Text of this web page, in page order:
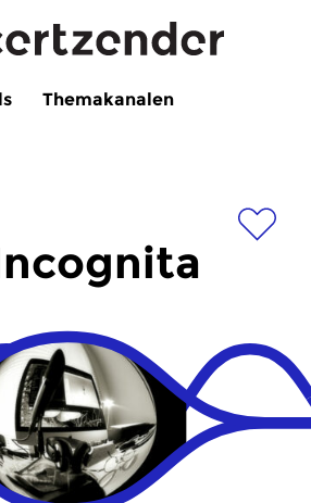
Themakanalen